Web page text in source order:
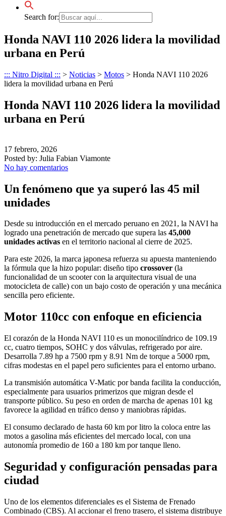
Search for:
Honda NAVI 110 2026 lidera la movilidad
urbana en Perú
::: Nitro Digital ::: > Noticias > Motos > Honda NAVI 110 2026
lidera la movilidad urbana en Perú
Honda NAVI 110 2026 lidera la movilidad
urbana en Perú
17 febrero, 2026
Posted by: Julia Fabian Viamonte
No hay comentarios
Un fenómeno que ya superó las 45 mil
unidades
Desde su introducción en el mercado peruano en 2021, la NAVI ha
logrado una penetración de mercado que supera las 45,000
unidades activas en el territorio nacional al cierre de 2025.
Para este 2026, la marca japonesa refuerza su apuesta manteniendo
la fórmula que la hizo popular: diseño tipo crossover (la
funcionalidad de un scooter con la arquitectura visual de una
motocicleta de calle) con un bajo costo de operación y una mecánica
sencilla pero eficiente.
Motor 110cc con enfoque en eficiencia
El corazón de la Honda NAVI 110 es un monocilíndrico de 109.19
cc, cuatro tiempos, SOHC y dos válvulas, refrigerado por aire.
Desarrolla 7.89 hp a 7500 rpm y 8.91 Nm de torque a 5000 rpm,
cifras modestas en el papel pero suficientes para el entorno urbano.
La transmisión automática V-Matic por banda facilita la conducción,
especialmente para usuarios primerizos que migran desde el
transporte público. Su peso en orden de marcha de apenas 101 kg
favorece la agilidad en tráfico denso y maniobras rápidas.
El consumo declarado de hasta 60 km por litro la coloca entre las
motos a gasolina más eficientes del mercado local, con una
autonomía promedio de 160 a 180 km por tanque lleno.
Seguridad y configuración pensadas para
ciudad
Uno de los elementos diferenciales es el Sistema de Frenado
Combinado (CBS). Al accionar el freno trasero, el sistema distribuye